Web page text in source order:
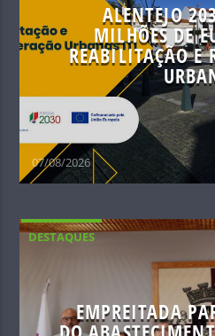
ALENTEJO
MILHÕES DE
REABILITAÇÃO E
07/08/2026
DESTAQUES
EMPREITADA